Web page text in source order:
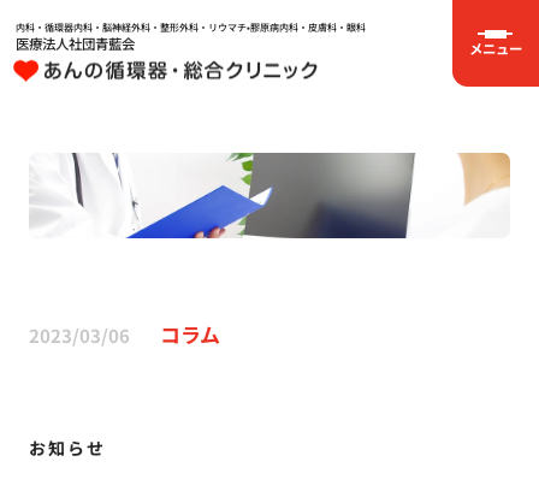
内科・循環器内科・脳神経外科・整形外科・リウマチ•膠原病内科・皮膚科・眼科
医療法人社団青藍会 メニュー
2023/03/06 コラム
お知らせ